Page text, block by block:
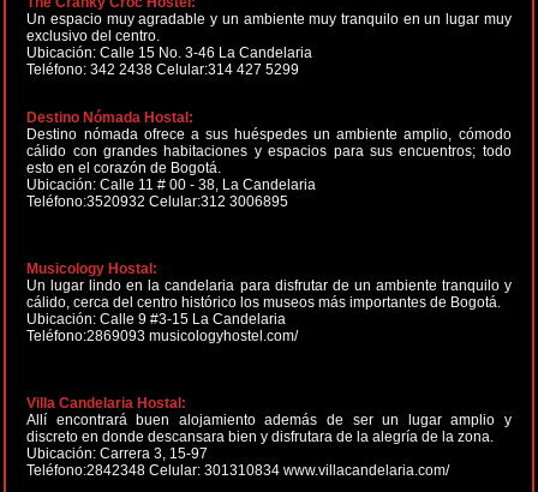
Un espacio muy agradable y un ambiente muy tranquilo en un lugar muy
exclusivo del centro.
Ubicación: Calle 15 No. 3-46 La Candelaria
Teléfono: 342 2438 Celular:314 427 5299
Destino Nómada Hostal:
Destino nómada ofrece a sus huéspedes un ambiente amplio, cómodo
cálido con grandes habitaciones y espacios para sus encuentros; todo
esto en el corazón de Bogotá.
Ubicación: Calle 11 # 00 - 38, La Candelaria
Teléfono:3520932 Celular:312 3006895
Musicology Hostal:
Un lugar lindo en la candelaria para disfrutar de un ambiente tranquilo y
cálido, cerca del centro histórico los museos más importantes de Bogotá.
Ubicación: Calle 9 #3-15 La Candelaria
Teléfono:2869093 musicologyhostel.com/
Villa Candelaria Hostal:
Allí encontrará buen alojamiento además de ser un lugar amplio y
discreto en donde descansara bien y disfrutara de la alegría de la zona.
Ubicación: Carrera 3, 15-97
Teléfono:2842348 Celular: 301310834 www.villacandelaria.com/